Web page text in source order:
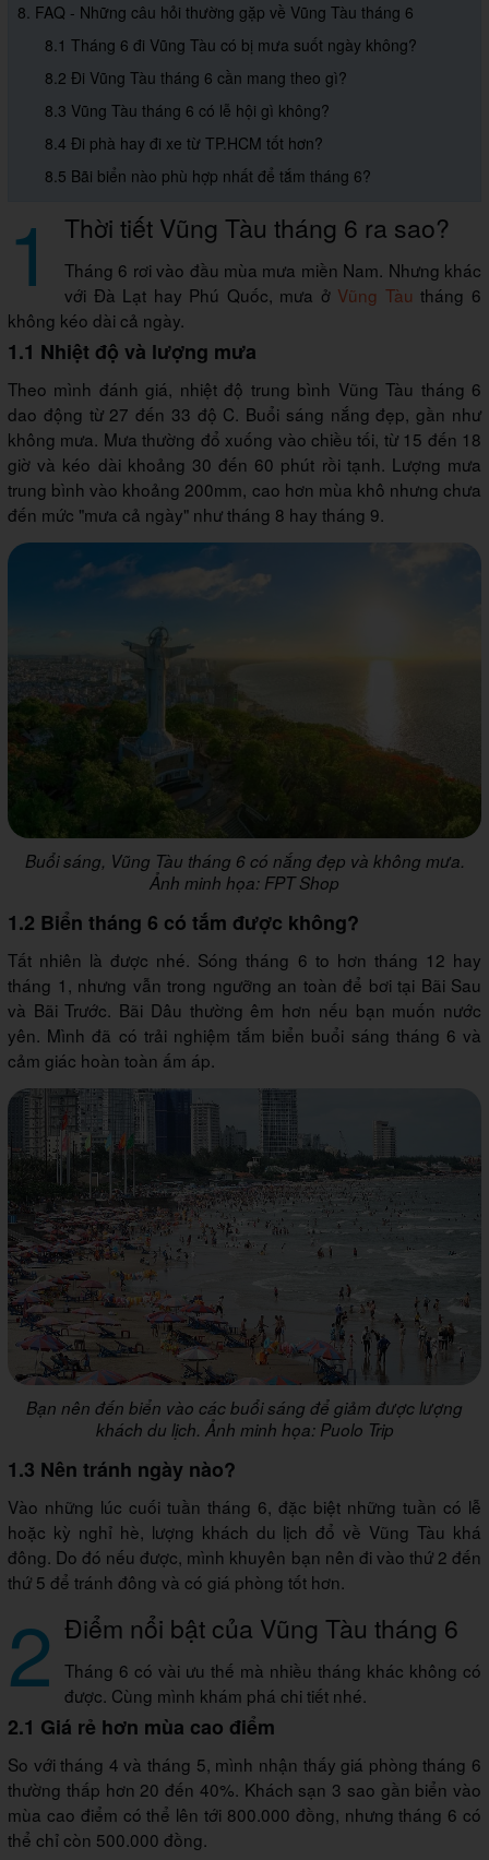
8. FAQ - Những câu hỏi thường gặp về Vũng Tàu tháng 6
8.1 Tháng 6 đi Vũng Tàu có bị mưa suốt ngày không?
8.2 Đi Vũng Tàu tháng 6 cần mang theo gì?
8.3 Vũng Tàu tháng 6 có lễ hội gì không?
8.4 Đi phà hay đi xe từ TP.HCM tốt hơn?
8.5 Bãi biển nào phù hợp nhất để tắm tháng 6?
1 Thời tiết Vũng Tàu tháng 6 ra sao?
Tháng 6 rơi vào đầu mùa mưa miền Nam. Nhưng khác
với Đà Lạt hay Phú Quốc, mưa ở Vũng Tàu tháng 6
không kéo dài cả ngày.
1.1 Nhiệt độ và lượng mưa
Theo mình đánh giá, nhiệt độ trung bình Vũng Tàu tháng 6
dao động từ 27 đến 33 độ C. Buổi sáng nắng đẹp, gần như
không mưa. Mưa thường đổ xuống vào chiều tối, từ 15 đến 18
giờ và kéo dài khoảng 30 đến 60 phút rồi tạnh. Lượng mưa
trung bình vào khoảng 200mm, cao hơn mùa khô nhưng chưa
đến mức "mưa cả ngày" như tháng 8 hay tháng 9.
Buổi sáng, Vũng Tàu tháng 6 có nắng đẹp và không mưa.
Ảnh minh họa: FPT Shop
1.2 Biển tháng 6 có tắm được không?
Tất nhiên là được nhé. Sóng tháng 6 to hơn tháng 12 hay
tháng 1, nhưng vẫn trong ngưỡng an toàn để bơi tại Bãi Sau
và Bãi Trước. Bãi Dâu thường êm hơn nếu bạn muốn nước
yên. Mình đã có trải nghiệm tắm biển buổi sáng tháng 6 và
cảm giác hoàn toàn ấm áp.
Bạn nên đến biển vào các buổi sáng để giảm được lượng
khách du lịch. Ảnh minh họa: Puolo Trip
1.3 Nên tránh ngày nào?
Vào những lúc cuối tuần tháng 6, đặc biệt những tuần có lễ
hoặc kỳ nghỉ hè, lượng khách du lịch đổ về Vũng Tàu khá
đông. Do đó nếu được, mình khuyên bạn nên đi vào thứ 2 đến
thứ 5 để tránh đông và có giá phòng tốt hơn.
2 Điểm nổi bật của Vũng Tàu tháng 6
Tháng 6 có vài ưu thế mà nhiều tháng khác không có
được. Cùng mình khám phá chi tiết nhé.
2.1 Giá rẻ hơn mùa cao điểm
So với tháng 4 và tháng 5, mình nhận thấy giá phòng tháng 6
thường thấp hơn 20 đến 40%. Khách sạn 3 sao gần biển vào
mùa cao điểm có thể lên tới 800.000 đồng, nhưng tháng 6 có
thể chỉ còn 500.000 đồng.